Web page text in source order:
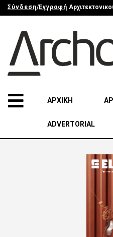
Σύνδεση/Εγγραφή
ΑΡΧΙΚΗ
ADVERTORIAL